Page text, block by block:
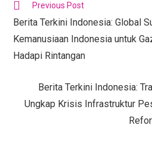
Previous Post
Berita Terkini Indonesia: Global
Kemanusiaan Indonesia untuk
Hadapi Rintangan
Berita Terkini Indonesia:
Ungkap Krisis Infrastruktur